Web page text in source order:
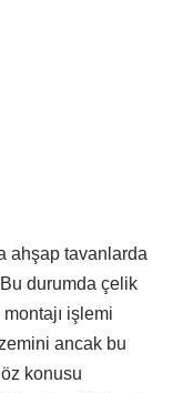
ahşap tavanlarda
durumda çelik
işlemi
ancak bu
konusu